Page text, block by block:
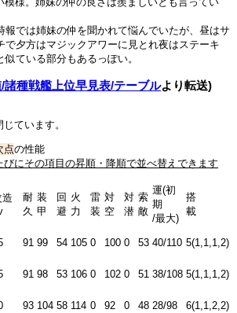
報では姉妹の仲を聞かれて悩んでいたが、昼はサ
で夕方はマジックアワーに見とれ夜はステーキ
似ている部分もあるっぽい。
諸種戦艦上位早見表/テーブルより転送)
ています。
点の性能
にその項目の昇順・降順で並べ替えできます
造
耐
久
装
甲
回
避
火
力
雷
装
対
空
対
潜
索
敵
運(初
期
/最大)
搭
載
91 99 54 105 0 100 0 53 40/110 5(1,1,1,2)
91 98 53 106 0 102 0 51 38/108 5(1,1,1,2)
93 104 58 114 0 92 0 48 28/98 6(1,1,2,2)